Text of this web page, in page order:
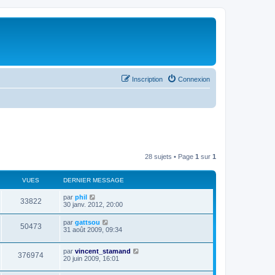
Connexion
Inscription
28 sujets • Page 1 sur 1
VUES DERNIER MESSAGE
33822 par phil
30 janv. 2012, 20:00
50473 par gattsou
31 août 2009, 09:34
376974 par vincent_stamand
20 juin 2009, 16:01